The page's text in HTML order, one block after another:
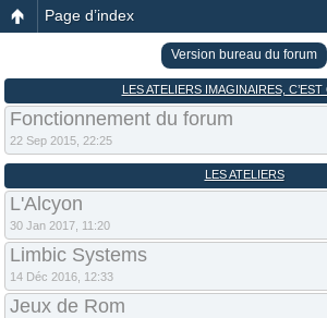
Page d’index
Version bureau du forum
LES ATELIERS IMAGINAIRES,
Fonctionnement du forum
22 Sep 2015, 22:25
LES ATELIERS
L'Alcyon
30 Jan 2017, 11:20
Limbic Systems
14 Déc 2016, 12:33
Jeux de Rom